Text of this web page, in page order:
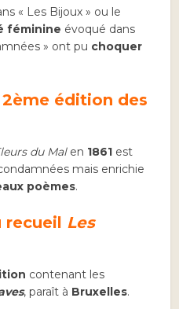
« Les Bijoux » ou le
féminine évoqué dans
» ont pu choquer
édition des
du Malen 1861 est
mais enrichie
poèmes.
Les
contenant les
, paraît à Bruxelles.